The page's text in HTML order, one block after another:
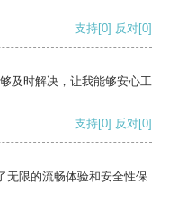
支持[0] 反对[0]
及时解决，让我能够安心工
支持[0] 反对[0]
无限的流畅体验和安全性保